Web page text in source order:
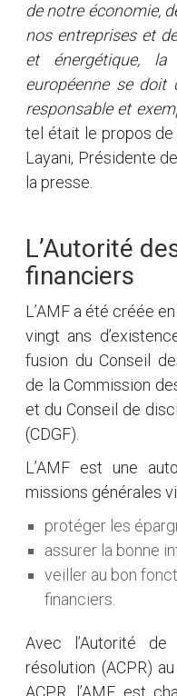
de notre économie,
nos entreprises et
et énergétique, la
européenne se doit
responsable et
tel était le propos de
Layani, Présidente
la presse.
L’Autorité
financiers
L’AMF a été créée
vingt ans
fusion du Conseil
de la Commission
et du Conseil de
(CDGF).
L’AMF est une
missions générales
protéger les
assurer la bonne
veiller au bon
financiers.
Avec l’Autorité
résolution (ACPR)
ACPR, l’AMF est